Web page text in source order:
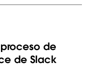
de
de Slack